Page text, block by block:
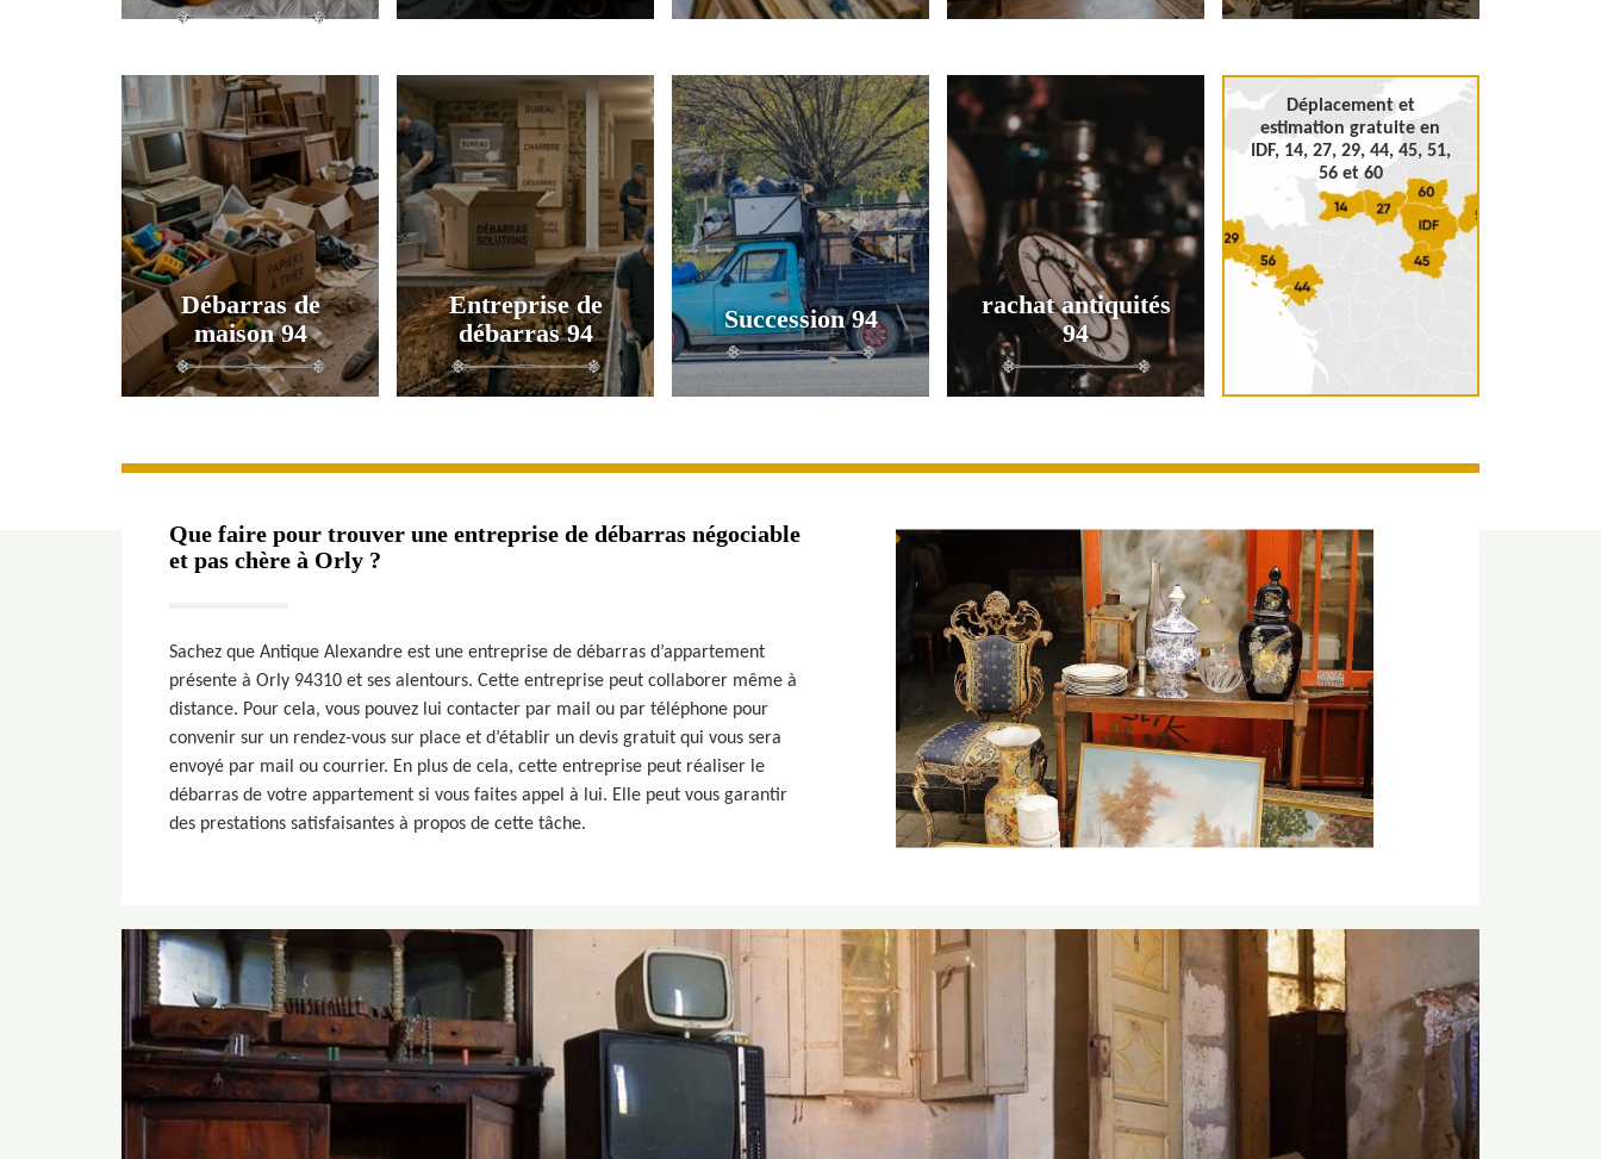
Débarras de
maison 94
Entreprise de
débarras 94
Succession 94
rachat antiquités
94
Déplacement et
estimation gratuite en
IDF, 14, 27, 29, 44, 45, 51,
56 et 60
Que faire pour trouver une entreprise de débarras négociable
et pas chère à Orly ?
Sachez que Antique Alexandre est une entreprise de débarras d’appartement
présente à Orly 94310 et ses alentours. Cette entreprise peut collaborer même à
distance. Pour cela, vous pouvez lui contacter par mail ou par téléphone pour
convenir sur un rendez-vous sur place et d’établir un devis gratuit qui vous sera
envoyé par mail ou courrier. En plus de cela, cette entreprise peut réaliser le
débarras de votre appartement si vous faites appel à lui. Elle peut vous garantir
des prestations satisfaisantes à propos de cette tâche.